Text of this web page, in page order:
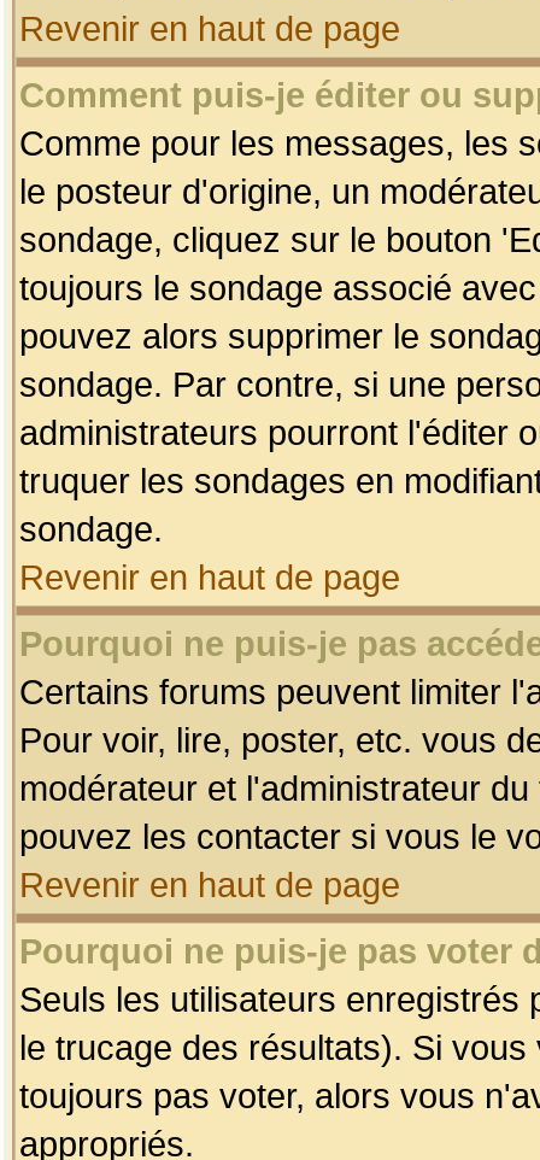
Revenir en haut de page
Comment puis-je éditer ou
Comme pour les messages, les
le posteur d'origine, un
sondage, cliquez sur le bouton
toujours le sondage associé
pouvez alors supprimer le
sondage. Par contre, si une
administrateurs pourront l'éditer
truquer les sondages en
sondage.
Revenir en haut de page
Pourquoi ne puis-je pas
Certains forums peuvent limiter
Pour voir, lire, poster, etc. vous
modérateur et l'administrateur
pouvez les contacter si vous le
Revenir en haut de page
Pourquoi ne puis-je pas voter
Seuls les utilisateurs enregistrés
le trucage des résultats). Si
toujours pas voter, alors vous
appropriés.